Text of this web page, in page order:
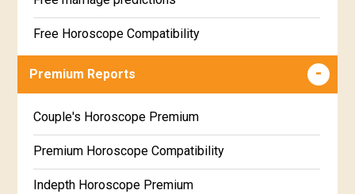
Free Horoscope Compatibility
Career & Business Horoscope Free
Free Daily Rashiphal
Free Weekly Rashifal
Premium Reports
Couple's Horoscope Premium
Premium Horoscope Compatibility
Indepth Horoscope Premium